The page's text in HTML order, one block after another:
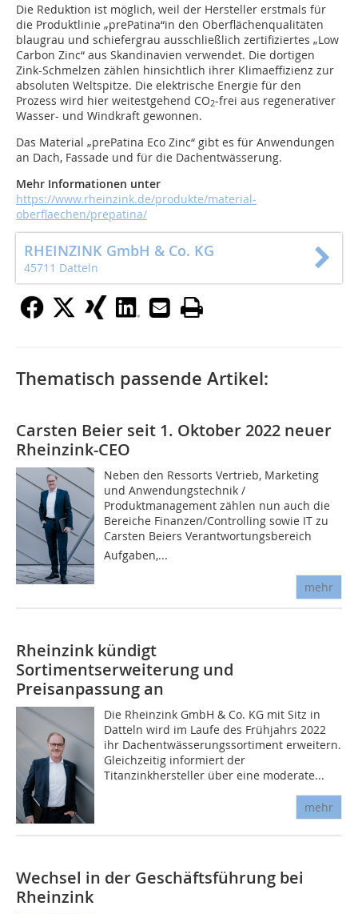
Die Reduktion ist möglich, weil der Hersteller erstmals für
die Produktlinie „prePatina“in den Oberflächenqualitäten
blaugrau und schiefergrau ausschließlich zertifiziertes „Low
Carbon Zinc“ aus Skandinavien verwendet. Die dortigen
Zink-Schmelzen zählen hinsichtlich ihrer Klimaeffizienz zur
absoluten Weltspitze. Die elektrische Energie für den
Prozess wird hier weitestgehend CO2-frei aus regenerativer
Wasser- und Windkraft gewonnen.
Das Material „prePatina Eco Zinc“ gibt es für Anwendungen
an Dach, Fassade und für die Dachentwässerung.
Mehr Informationen unter
https://www.rheinzink.de/produkte/material-
oberflaechen/prepatina/
RHEINZINK GmbH & Co. KG
45711 Datteln
Thematisch passende Artikel:
Carsten Beier seit 1. Oktober 2022 neuer
Rheinzink-CEO
Neben den Ressorts Vertrieb, Marketing
und Anwendungstechnik /
Produktmanagement zählen nun auch die
Bereiche Finanzen/Controlling sowie IT zu
Carsten Beiers Verantwortungsbereich 
Aufgaben,...
mehr
Rheinzink kündigt
Sortimentserweiterung und
Preisanpassung an
Die Rheinzink GmbH & Co. KG mit Sitz in
Datteln wird im Laufe des Frühjahrs 2022
ihr Dachentwässerungssortiment erweitern.
Gleichzeitig informiert der
Titanzinkhersteller über eine moderate...
mehr
Wechsel in der Geschäftsführung bei
Rheinzink